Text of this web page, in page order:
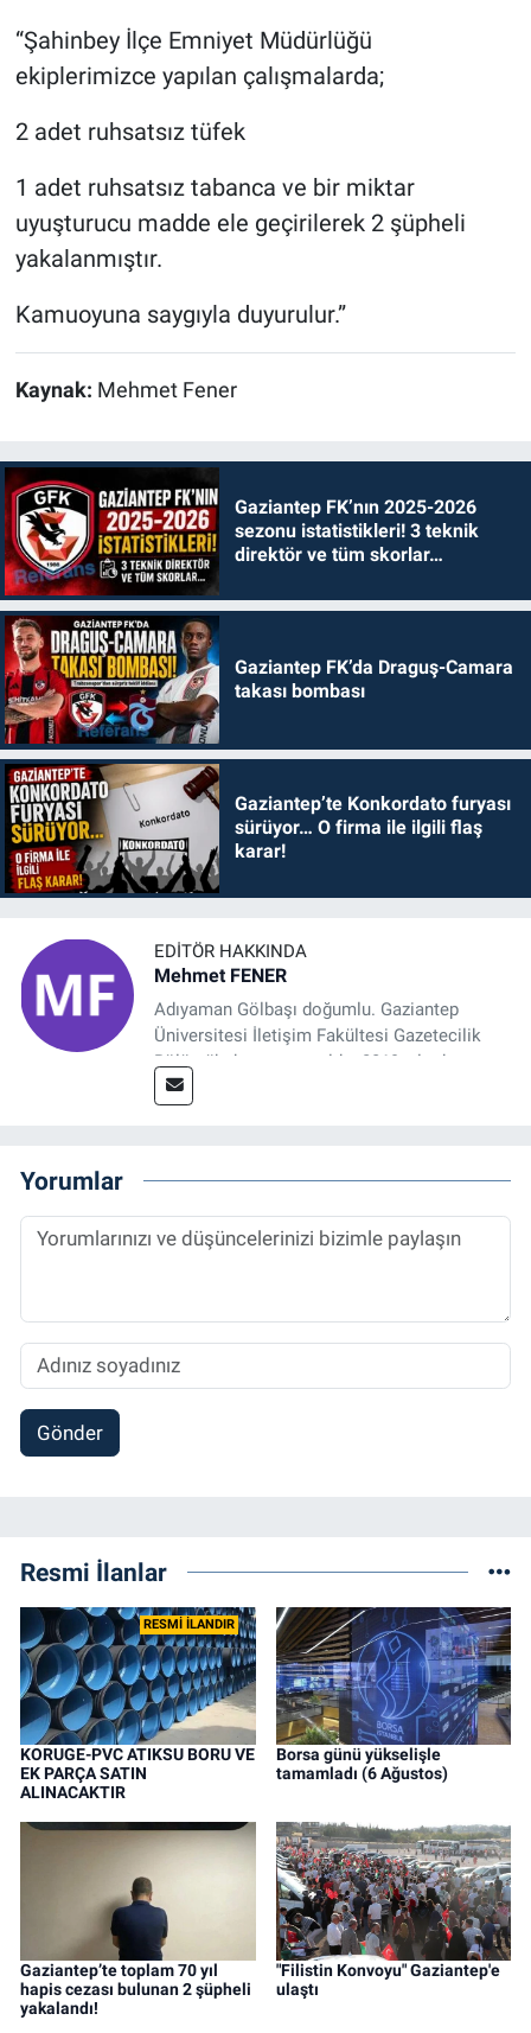
“Şahinbey İlçe Emniyet Müdürlüğü
ekiplerimizce yapılan çalışmalarda;
2 adet ruhsatsız tüfek
1 adet ruhsatsız tabanca ve bir miktar
uyuşturucu madde ele geçirilerek 2 şüpheli
yakalanmıştır.
Kamuoyuna saygıyla duyurulur.”
Kaynak: Mehmet Fener
Gaziantep FK’nın 2025-2026
sezonu istatistikleri! 3 teknik
direktör ve tüm skorlar…
Gaziantep FK’da Draguş-Camara
takası bombası
Gaziantep’te Konkordato furyası
sürüyor… O firma ile ilgili flaş
karar!
EDITÖR HAKKINDA
Mehmet FENER
Adıyaman Gölbaşı doğumlu. Gaziantep
Üniversitesi İletişim Fakültesi Gazetecilik
Bölümü’nden mezun oldu. 2019 yılında
başladığı gazetecilik mesleğinde, muhabir,
Sorumlu Haber Editörü' olarak devam
etmektedir.
Yorumlar
Gönder
Resmi İlanlar
RESMİ İLANDIR
KORUGE-PVC ATIKSU BORU VE
EK PARÇA SATIN
ALINACAKTIR
Borsa günü yükselişle
tamamladı (6 Ağustos)
Gaziantep’te toplam 70 yıl
hapis cezası bulunan 2 şüpheli
yakalandı!
"Filistin Konvoyu" Gaziantep'e
ulaştı